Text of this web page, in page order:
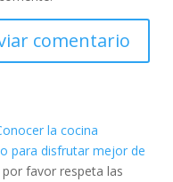
la cocina
para disfrutar mejor de
por favor respeta las